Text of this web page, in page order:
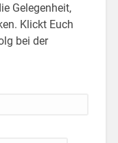
Gelegenheit,
Klickt Euch
bei der